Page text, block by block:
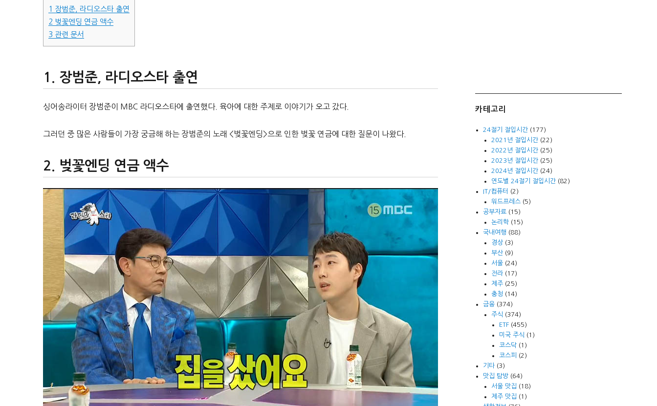
1 장범준, 라디오스타 출연
2 벚꽃엔딩 연금 액수
3 관련 문서
장범준, 라디오스타 출연
싱어송라이터 장범준이 MBC 라디오스타에 출연했다. 육아에 대한 주제로 이야기가 오고 갔다.
그러던 중 많은 사람들이 가장 궁금해 하는 장범준의 노래 <벚꽃엔딩>으로 인한 벚꽃 연금에 대한 질문이 나왔다.
벚꽃엔딩 연금 액수
카테고리
24절기 절입시간 (177)
2021년 절입시간(22)
2022년 절입시간(25)
2023년 절입시간(25)
2024년 절입시간(24)
연도별 24절기 절입시간(82)
IT/컴퓨터
(2)
워드프레스(5)
공부자료 (15)
논리학(15)
국내여행 (88)
경상(3)
부산(9)
서울(24)
전라(17)
제주(25)
충청 (14)
금융 (374)
주식 (374)
ETF(455)
미국 주식 (1)
코스닥(1)
코스피
(2)
기타 (3)
맛집 탐방 (64)
서울 맛집 (18)
제주 맛집 (1)